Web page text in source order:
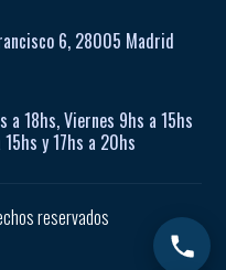
6, 28005 Madrid
a 18hs, Viernes 9hs a 15hs
y 17hs a 20hs
reservados